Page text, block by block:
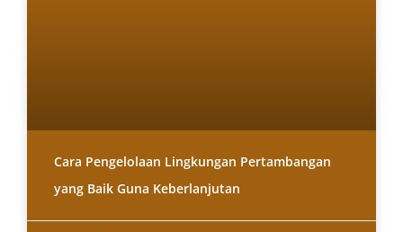
Cara Pengelolaan Lingkungan Pertambangan
yang Baik Guna Keberlanjutan